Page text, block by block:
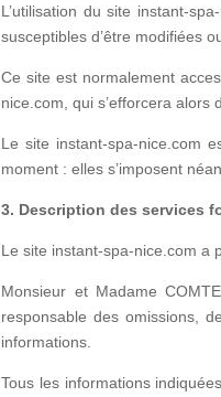
L’utilisation du site instant-
susceptibles d’être modifiées
Ce site est normalement
nice.com, qui s’efforcera alors
Le site instant-spa-nice.com
moment : elles s’imposent
3. Description des services
Le site instant-spa-nice.com a
Monsieur et Madame
responsable des omissions,
informations.
Tous les informations